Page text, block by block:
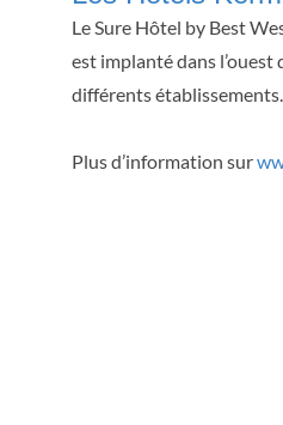
Le Sure Hôtel by Best
est implanté dans l’ouest
différents établissements.
Plus d’information sur